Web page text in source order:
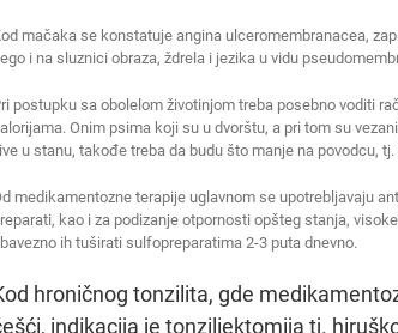
mačaka se konstatuje angina ulceromembranacea,
i na sluznici obraza, ždrela i jezika u vidu
postupku sa obolelom životinjom treba posebno voditi
Onim psima koji su u dvorštu, a pri tom su
u stanu, takođe treba da budu što manje na povodcu,
medikamentozne terapije uglavnom se upotrebljavaju
kao i za podizanje otpornosti opšteg stanja,
ih tuširati sulfopreparatima 2-3 puta dnevno.
hroničnog tonzilita, gde
indikacija je tonziliektomija tj.